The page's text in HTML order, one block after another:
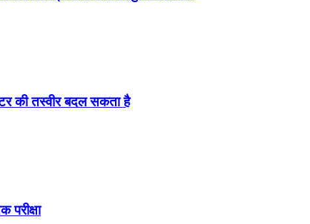
की तस्वीर बदल सकता है
परीक्षा